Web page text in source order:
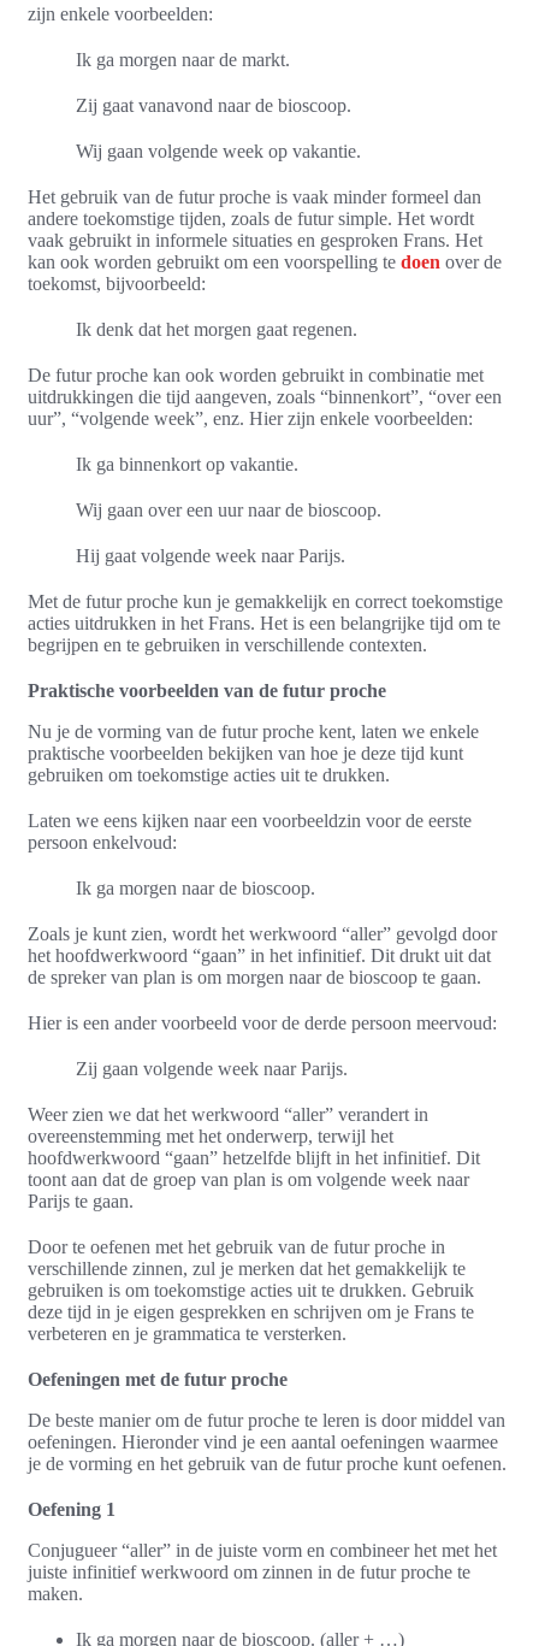
zijn enkele voorbeelden:
Ik ga morgen naar de markt.
Zij gaat vanavond naar de bioscoop.
Wij gaan volgende week op vakantie.
Het gebruik van de futur proche is vaak minder formeel dan
andere toekomstige tijden, zoals de futur simple. Het wordt
vaak gebruikt in informele situaties en gesproken Frans. Het
kan ook worden gebruikt om een voorspelling te doen over de
toekomst, bijvoorbeeld:
Ik denk dat het morgen gaat regenen.
De futur proche kan ook worden gebruikt in combinatie met
uitdrukkingen die tijd aangeven, zoals “binnenkort”, “over een
uur”, “volgende week”, enz. Hier zijn enkele voorbeelden:
Ik ga binnenkort op vakantie.
Wij gaan over een uur naar de bioscoop.
Hij gaat volgende week naar Parijs.
Met de futur proche kun je gemakkelijk en correct toekomstige
acties uitdrukken in het Frans. Het is een belangrijke tijd om te
begrijpen en te gebruiken in verschillende contexten.
Praktische voorbeelden van de futur proche
Nu je de vorming van de futur proche kent, laten we enkele
praktische voorbeelden bekijken van hoe je deze tijd kunt
gebruiken om toekomstige acties uit te drukken.
Laten we eens kijken naar een voorbeeldzin voor de eerste
persoon enkelvoud:
Ik ga morgen naar de bioscoop.
Zoals je kunt zien, wordt het werkwoord “aller” gevolgd door
het hoofdwerkwoord “gaan” in het infinitief. Dit drukt uit dat
de spreker van plan is om morgen naar de bioscoop te gaan.
Hier is een ander voorbeeld voor de derde persoon meervoud:
Zij gaan volgende week naar Parijs.
Weer zien we dat het werkwoord “aller” verandert in
overeenstemming met het onderwerp, terwijl het
hoofdwerkwoord “gaan” hetzelfde blijft in het infinitief. Dit
toont aan dat de groep van plan is om volgende week naar
Parijs te gaan.
Door te oefenen met het gebruik van de futur proche in
verschillende zinnen, zul je merken dat het gemakkelijk te
gebruiken is om toekomstige acties uit te drukken. Gebruik
deze tijd in je eigen gesprekken en schrijven om je Frans te
verbeteren en je grammatica te versterken.
Oefeningen met de futur proche
De beste manier om de futur proche te leren is door middel van
oefeningen. Hieronder vind je een aantal oefeningen waarmee
je de vorming en het gebruik van de futur proche kunt oefenen.
Oefening 1
Conjugueer “aller” in de juiste vorm en combineer het met het
juiste infinitief werkwoord om zinnen in de futur proche te
maken.
Ik ga morgen naar de bioscoop. (aller + …)